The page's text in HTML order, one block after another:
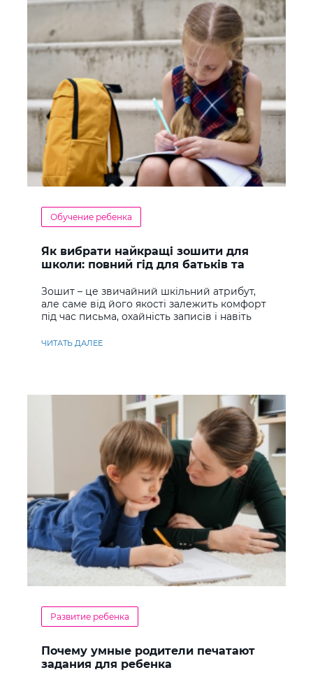
Обучение ребенка
Як вибрати найкращі зошити для
школи: повний гід для батьків та
Зошит – це звичайний шкільний атрибут,
але саме від його якості залежить комфорт
під час письма, охайність записів і навіть
ЧИТАТЬ ДАЛЕЕ
Развитие ребенка
Почему умные родители печатают
задания для ребенка